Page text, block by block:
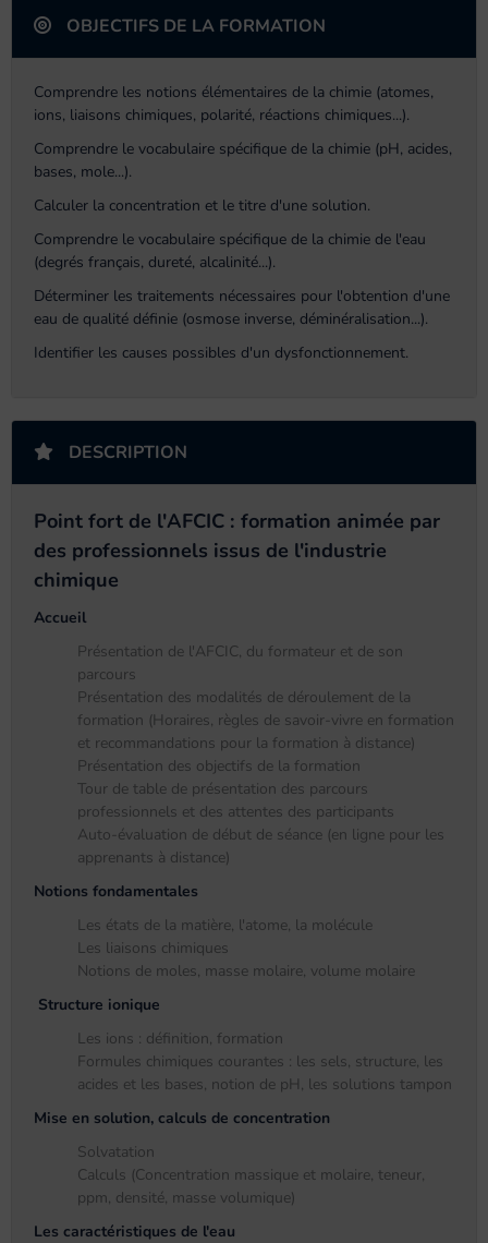
OBJECTIFS DE LA FORMATION
Comprendre les notions élémentaires de la chimie (atomes,
ions, liaisons chimiques, polarité, réactions chimiques...).
Comprendre le vocabulaire spécifique de la chimie (pH, acides,
bases, mole...).
Calculer la concentration et le titre d'une solution.
Comprendre le vocabulaire spécifique de la chimie de l'eau
(degrés français, dureté, alcalinité...).
Déterminer les traitements nécessaires pour l'obtention d'une
eau de qualité définie (osmose inverse, déminéralisation...).
Identifier les causes possibles d'un dysfonctionnement.
DESCRIPTION
Point fort de l'AFCIC : formation animée par
des professionnels issus de l'industrie
chimique
Accueil
Présentation de l'AFCIC, du formateur et de son
parcours
Présentation des modalités de déroulement de la
formation (Horaires, règles de savoir-vivre en formation
et recommandations pour la formation à distance)
Présentation des objectifs de la formation
Tour de table de présentation des parcours
professionnels et des attentes des participants
Auto-évaluation de début de séance (en ligne pour les
apprenants à distance)
Notions fondamentales
Les états de la matière, l'atome, la molécule
Les liaisons chimiques
Notions de moles, masse molaire, volume molaire
Structure ionique
Les ions : définition, formation
Formules chimiques courantes : les sels, structure, les
acides et les bases, notion de pH, les solutions tampon
Mise en solution, calculs de concentration
Solvatation
Calculs (Concentration massique et molaire, teneur,
ppm, densité, masse volumique)
Les caractéristiques de l'eau